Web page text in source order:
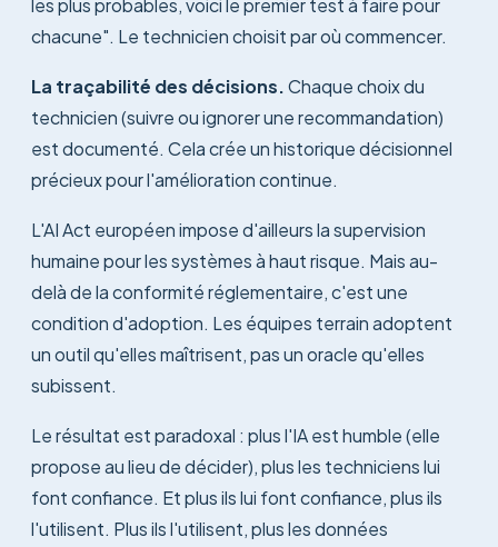
les plus probables, voici le premier test à faire pour
chacune". Le technicien choisit par où commencer.
La traçabilité des décisions.Chaque choix du
technicien (suivre ou ignorer une recommandation)
est documenté. Cela crée un historique décisionnel
précieux pour l'amélioration continue.
L'AI Act européen impose d'ailleurs la supervision
humaine pour les systèmes à haut risque. Mais au-
delà de la conformité réglementaire, c'est une
condition d'adoption. Les équipes terrain adoptent
un outil qu'elles maîtrisent, pas un oracle qu'elles
subissent.
Le résultat est paradoxal : plus l'IA est humble (elle
propose au lieu de décider), plus les techniciens lui
font confiance. Et plus ils lui font confiance, plus ils
l'utilisent. Plus ils l'utilisent, plus les données